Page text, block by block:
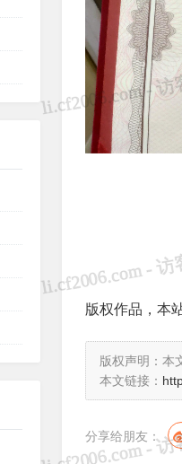
版权作品，本
版权声明：本
本文链接：
分享给朋友：